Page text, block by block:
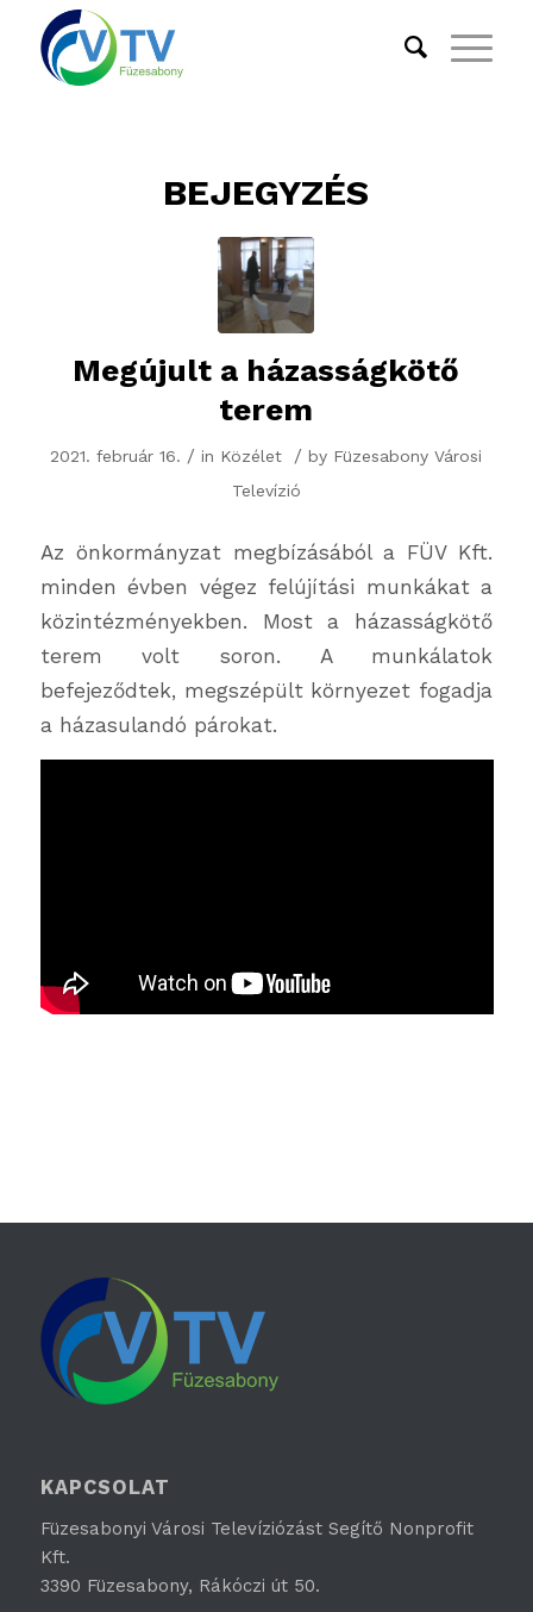
BEJEGYZÉS
Megújult a házasságkötő
terem
2021. február 16. / in Közélet / by Füzesabony Városi
Televízió
Az önkormányzat megbízásából a FÜV Kft.
minden évben végez felújítási munkákat a
közintézményekben. Most a házasságkötő
terem volt soron. A munkálatok
befejeződtek, megszépült környezet fogadja
a házasulandó párokat.
KAPCSOLAT
Füzesabonyi Városi Televíziózást Segítő Nonprofit
Kft.
3390 Füzesabony, Rákóczi út 50.